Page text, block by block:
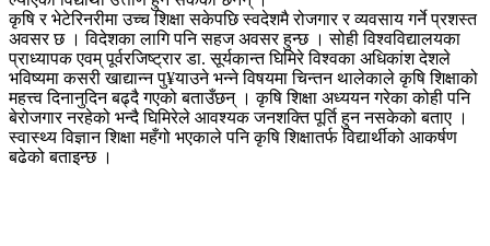
कृषि र भेटेरिनरीमा उच्च शिक्षा सकेपछि स्वदेशमै रोजगार र व्यवसाय गर्ने प्रशस्त
अवसर छ । विदेशका लागि पनि सहज अवसर हुन्छ । सोही विश्वविद्यालयका
प्राध्यापक एवम् पूर्वरजिष्ट्रार डा. सूर्यकान्त घिमिरे विश्वका अधिकांश देशले
भविष्यमा कसरी खाद्यान्न पु¥याउने भन्ने विषयमा चिन्तन थालेकाले कृषि शिक्षाको
महत्त्व दिनानुदिन बढ्दै गएको बताउँछन् । कृषि शिक्षा अध्ययन गरेका कोही पनि
बेरोजगार नरहेको भन्दै घिमिरेले आवश्यक जनशक्ति पूर्ति हुन नसकेको बताए ।
स्वास्थ्य विज्ञान शिक्षा महँगो भएकाले पनि कृषि शिक्षातर्फ विद्यार्थीको आकर्षण
बढेको बताइन्छ ।